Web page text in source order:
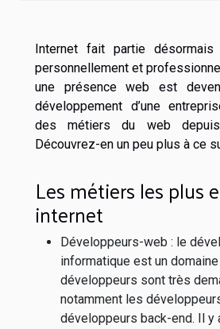
Internet fait partie
personnellement et
une présence web est
développement d’une
des métiers du web depuis
Découvrez-en un peu plus à ce
Les métiers les plus
internet
Développeurs-web : le
informatique est un
développeurs sont très
notamment les
développeurs back-end. Il y